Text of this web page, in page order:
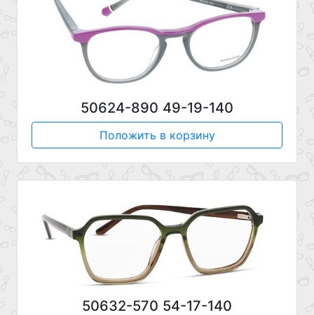
50624-890 49-19-140
Положить в корзину
50632-570 54-17-140